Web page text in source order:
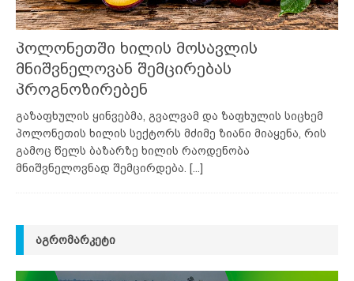
პოლონეთში ხილის მოსავლის
მნიშვნელოვან შემცირებას
პროგნოზირებენ
გაზაფხულის ყინვებმა, გვალვამ და ზაფხულის სიცხემ
პოლონეთის ხილის სექტორს მძიმე ზიანი მიაყენა, რის
გამოც წელს ბაზარზე ხილის რაოდენობა
მნიშვნელოვნად შემცირდება.
[...]
ᲐᲒᲠᲝᲛᲐᲠᲙᲔᲢᲘ